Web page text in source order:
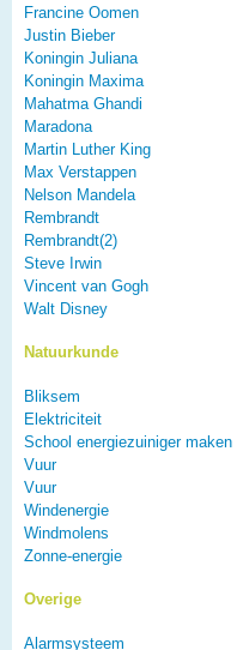
Francine Oomen
Justin Bieber
Koningin Juliana
Koningin Maxima
Mahatma Ghandi
Maradona
Martin Luther King
Max Verstappen
Nelson Mandela
Rembrandt
Rembrandt(2)
Steve Irwin
Vincent van Gogh
Walt Disney
Natuurkunde
Bliksem
Elektriciteit
School energiezuiniger maken
Vuur
Vuur
Windenergie
Windmolens
Zonne-energie
Overige
Alarmsysteem